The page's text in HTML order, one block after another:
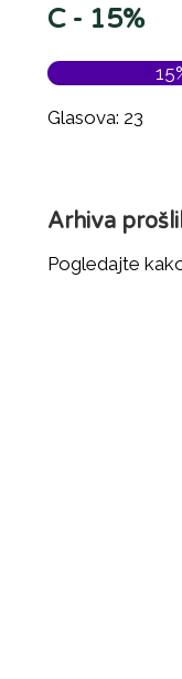
C - 15%
Glasova: 23
Arhiva
Pogledajte